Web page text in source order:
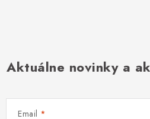
Aktuálne novinky a
Email